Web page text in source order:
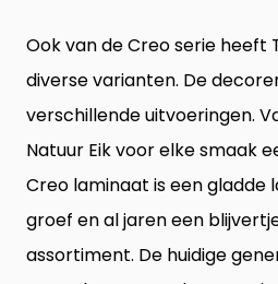
Ook van de Creo serie heeft
diverse varianten. De
verschillende uitvoeringen.
Natuur Eik voor elke smaak
Creo laminaat is een gladde
groef en al jaren een
assortiment. De huidige